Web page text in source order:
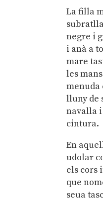
La filla
negre i
i anà a
mare
les
menuda
lluny de
navalla
cintura.
En
udolar
els cors
que
seua